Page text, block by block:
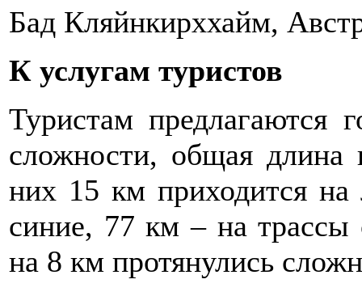
Бад Кляйнкирххайм,
К услугам туристов
Туристам предлагаются
сложности, общая длина
них 15 км приходится на
синие, 77 км – на трассы
на 8 км протянулись